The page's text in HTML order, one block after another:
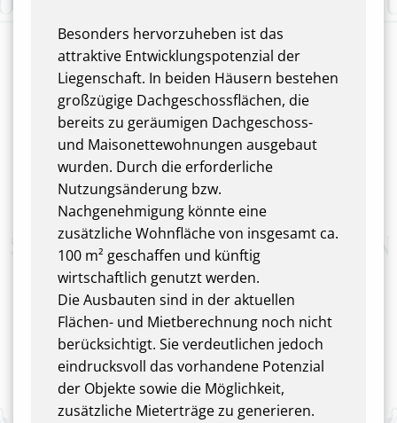
Besonders hervorzuheben ist das
attraktive Entwicklungspotenzial der
Liegenschaft. In beiden Häusern bestehen
großzügige Dachgeschossflächen, die
bereits zu geräumigen Dachgeschoss-
und Maisonettewohnungen ausgebaut
wurden. Durch die erforderliche
Nutzungsänderung bzw.
Nachgenehmigung könnte eine
zusätzliche Wohnfläche von insgesamt ca.
100 m² geschaffen und künftig
wirtschaftlich genutzt werden.
Die Ausbauten sind in der aktuellen
Flächen- und Mietberechnung noch nicht
berücksichtigt. Sie verdeutlichen jedoch
eindrucksvoll das vorhandene Potenzial
der Objekte sowie die Möglichkeit,
zusätzliche Mieterträge zu generieren.